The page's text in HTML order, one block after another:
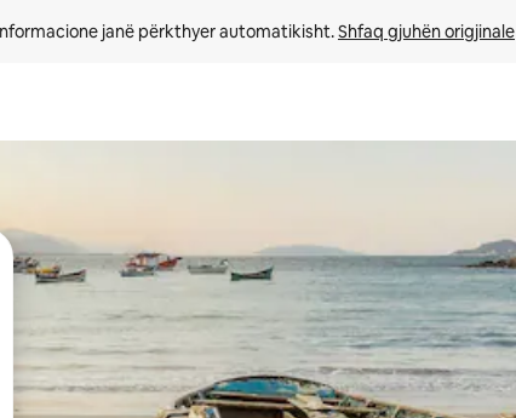
janë përkthyer automatikisht. Shfaq gjuhën origjinale